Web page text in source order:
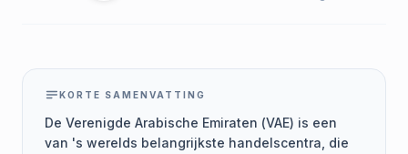
KORTE SAMENVATTING
De Verenigde Arabische Emiraten (VAE) is een
van 's werelds belangrijkste handelscentra, die